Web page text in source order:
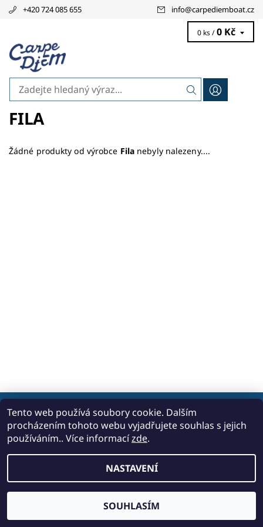
+420 724 085 655 info@carpediemboat.cz
0 ks / 0 Kč
FILA
Žádné produkty od výrobce Fila nebyly nalezeny....
2026 © Carpediem Boat, všechna práva vyhrazena
Tento web používá soubory cookie. Dalším
procházením tohoto webu vyjadřujete souhlas s jejich
používáním.. Více informacízde.
NASTAVENÍ
SOUHLASÍM